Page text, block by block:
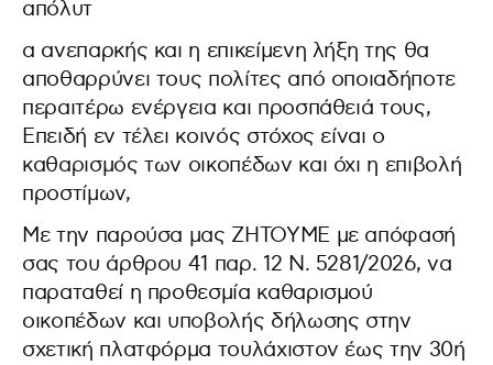
απόλυτ
α ανεπαρκής και η επικείμενη λήξη της θα
αποθαρρύνει τους πολίτες από οποιαδήποτε
περαιτέρω ενέργεια και προσπάθειά τους,
Επειδή εν τέλει κοινός στόχος είναι ο
καθαρισμός των οικοπέδων και όχι η επιβολή
προστίμων,
Με την παρούσα μας ΖΗΤΟΥΜΕ με απόφασή
σας του άρθρου 41 παρ. 12 Ν. 5281/2026, να
παραταθεί η προθεσμία καθαρισμού
οικοπέδων και υποβολής δήλωσης στην
σχετική πλατφόρμα τουλάχιστον έως την 30ή